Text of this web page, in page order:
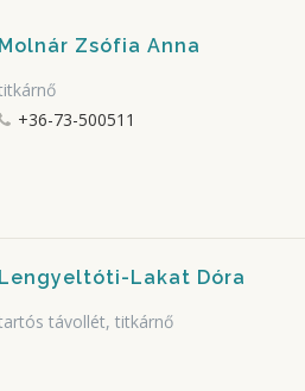
Molnár Zsófia Anna
+36-73-500511
Lengyeltóti-Lakat Dóra
távollét, titkárnő